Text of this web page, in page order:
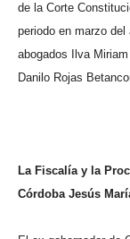
de la Corte
periodo en marzo del
abogados Ilva
Danilo Rojas
La Fiscalía y la
Córdoba Jesús